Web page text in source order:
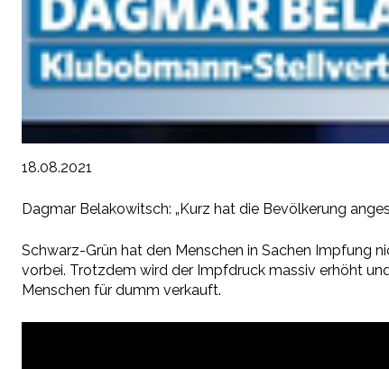
18.08.2021
Dagmar Belakowitsch: „Kurz hat die Bevölkerung
Schwarz-Grün hat den Menschen in Sachen Impfung
vorbei. Trotzdem wird der Impfdruck massiv erhöht
Menschen für dumm verkauft.